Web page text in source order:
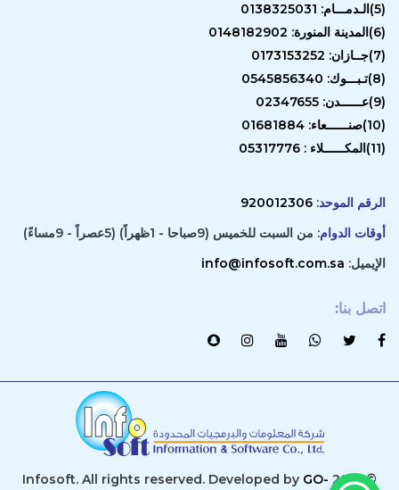
(5)الـدمـــام: 0138325031
(6)المدينة المنورة: 0148182902
(7)جــازان: 0173153252
(8)تـبـــوك: 0545856340
(9)عــــــدن: 02347655
(10)صنــــــعاء: 01681884
(11)المكــــــلاء : 05317776
الرقم الموحد:
920012306
أوقات الدوام: من السبت للخميس (9صباحا - 1ظهراً) (5عصراً - 9مساءً)
الإيميل: info@infosoft.com.sa
اتصل بنا:
© 2019 Infosoft. All rights reserved. Developed by
GO-